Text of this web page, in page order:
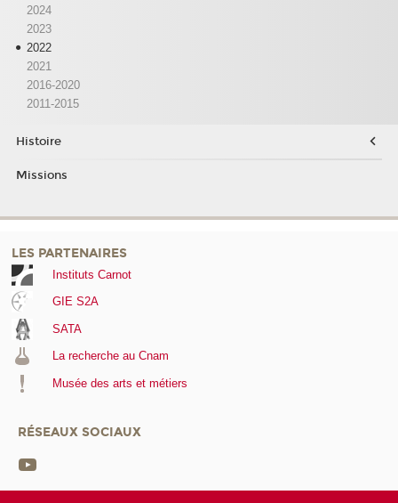
2024
2023
2022
2021
2016-2020
2011-2015
Histoire
Missions
LES PARTENAIRES
Instituts Carnot
GIE S2A
SATA
La recherche au Cnam
Musée des arts et métiers
RÉSEAUX SOCIAUX